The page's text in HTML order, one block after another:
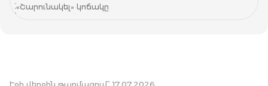
«Շարունակել» կոճակը
Էջի վերջին թարմացում՝ 17.07.2026